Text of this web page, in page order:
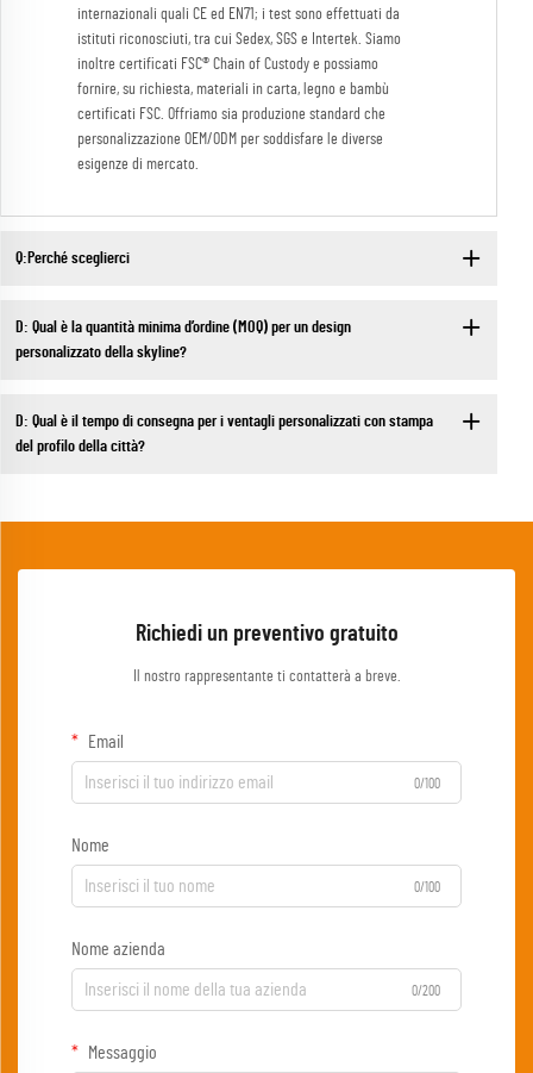
internazionali quali CE ed EN71; i test sono effettuati da
istituti riconosciuti, tra cui Sedex, SGS e Intertek. Siamo
inoltre certificati FSC® Chain of Custody e possiamo
fornire, su richiesta, materiali in carta, legno e bambù
certificati FSC. Offriamo sia produzione standard che
personalizzazione OEM/ODM per soddisfare le diverse
esigenze di mercato.
Q:Perché sceglierci
D: Qual è la quantità minima d’ordine (MOQ) per un design
personalizzato della skyline?
D: Qual è il tempo di consegna per i ventagli personalizzati con stampa
del profilo della città?
Richiedi un preventivo gratuito
Il nostro rappresentante ti contatterà a breve.
Email
0/100
Nome
0/100
Nome azienda
0/200
Messaggio